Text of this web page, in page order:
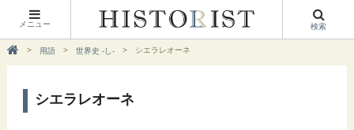
メニュー 検索
用語 世界史 -し- シエラレオーネ
シエラレオーネ